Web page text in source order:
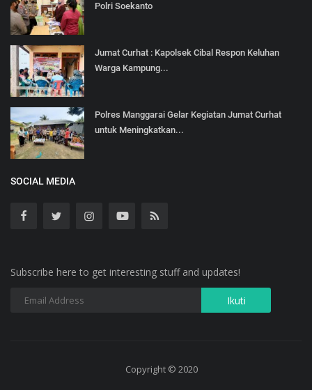
Polri Soekanto
Jumat Curhat : Kapolsek Cibal Respon Keluhan
Warga Kampung...
Polres Manggarai Gelar Kegiatan Jumat Curhat
untuk Meningkatkan...
SOCIAL MEDIA
Subscribe here to get interesting stuff and updates!
Copyright © 2020